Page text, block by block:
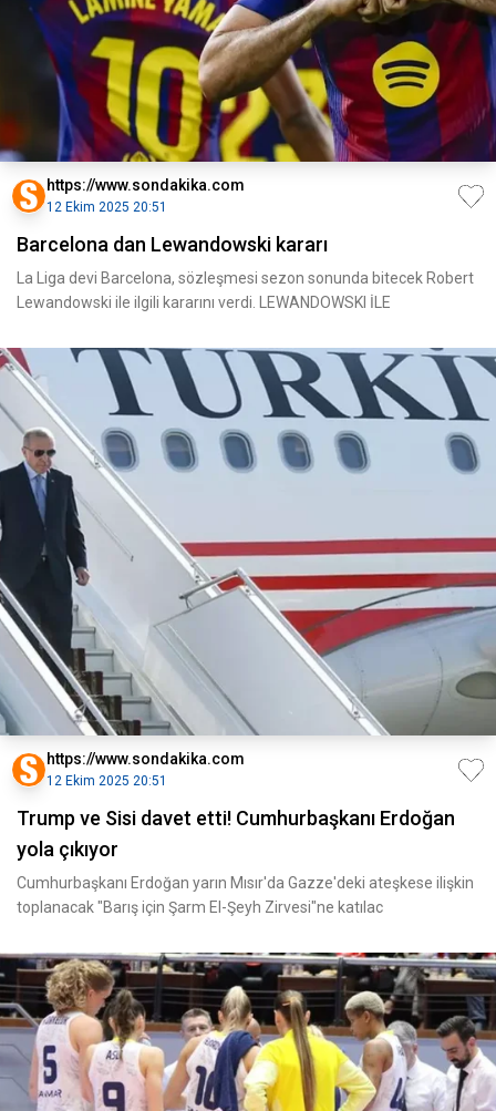
https://www.sondakika.com
12 Ekim 2025 20:51
Barcelona dan Lewandowski kararı
La Liga devi Barcelona, sözleşmesi sezon sonunda bitecek Robert
Lewandowski ile ilgili kararını verdi. LEWANDOWSKI İLE
https://www.sondakika.com
12 Ekim 2025 20:51
Trump ve Sisi davet etti! Cumhurbaşkanı Erdoğan
yola çıkıyor
Cumhurbaşkanı Erdoğan yarın Mısır'da Gazze'deki ateşkese ilişkin
toplanacak "Barış için Şarm El-Şeyh Zirvesi"ne katılac